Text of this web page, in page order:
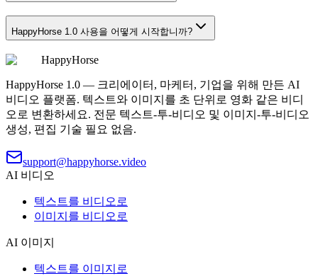
HappyHorse 1.0 사용을 어떻게 시작합니까?
HappyHorse
HappyHorse 1.0 — 크리에이터, 마케터, 기업을 위해 만든 AI
비디오 플랫폼. 텍스트와 이미지를 초 단위로 영화 같은 비디
오로 변환하세요. 전문 텍스트-투-비디오 및 이미지-투-비디오
생성, 편집 기술 필요 없음.
support@happyhorse.video
AI 비디오
텍스트를 비디오로
이미지를 비디오로
AI 이미지
텍스트를 이미지로